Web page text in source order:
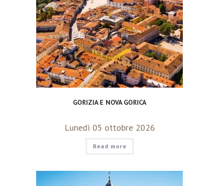
GORIZIA E NOVA GORICA
Lunedì 05 ottobre 2026
Read more